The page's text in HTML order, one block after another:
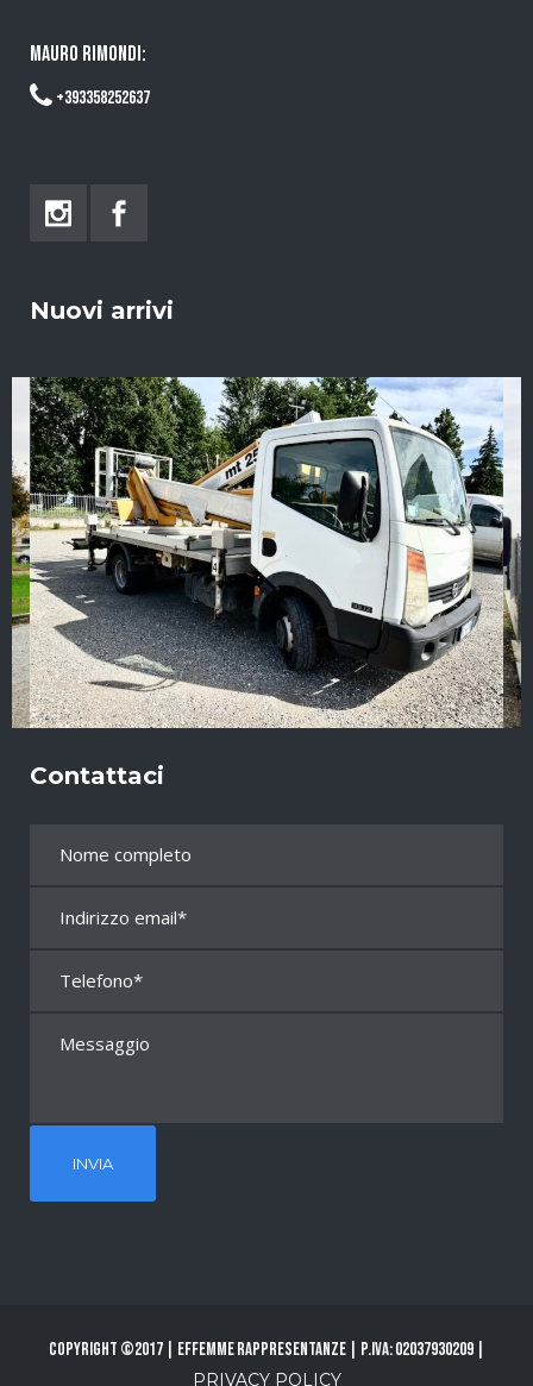
MAURO RIMONDI:
+393358252637
Nuovi arrivi
Contattaci
Copyright ©2017 | Effemme Rappresentanze | P.Iva: 02037930209 |
PRIVACY POLICY